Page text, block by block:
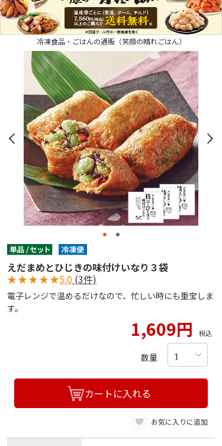
冷凍食品・ごはんの通販（笑顔の晴れごはん）
えだまめとひじきの味付けいなり３袋
★★★★★5.0 (3件)
電子レンジで温めるだけなので、忙しい時にも重宝しま
す。
1,609円 税込
数量
カートに入れる
お気に入りに追加